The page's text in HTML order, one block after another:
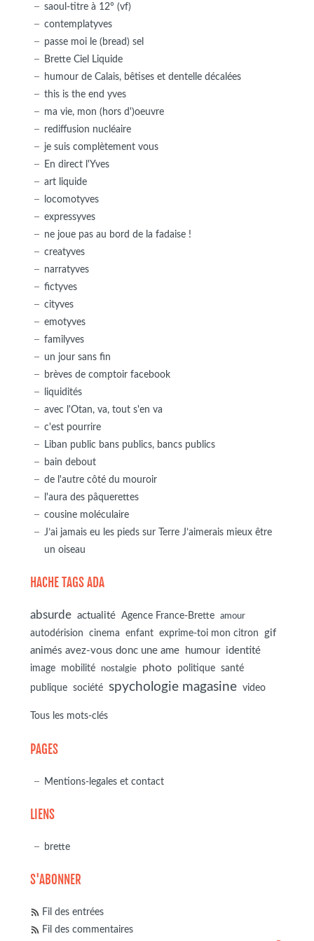
saoul-titre à 12° (vf)
contemplatyves
passe moi le (bread) sel
Brette Ciel Liquide
humour de Calais, bêtises et dentelle décalées
this is the end yves
ma vie, mon (hors d')oeuvre
rediffusion nucléaire
je suis complètement vous
En direct l'Yves
art liquide
locomotyves
expressyves
ne joue pas au bord de la fadaise !
creatyves
narratyves
fictyves
cityves
emotyves
familyves
un jour sans fin
brèves de comptoir facebook
liquidités
avec l'Otan, va, tout s'en va
c'est pourrire
Liban public bans publics, bancs publics
bain debout
de l'autre côté du mouroir
l'aura des pâquerettes
cousine moléculaire
J’ai jamais eu les pieds sur Terre J’aimerais mieux être
un oiseau
HACHE TAGS ADA
absurde actualité Agence France-Brette amour
autodérision cinema enfant exprime-toi mon citron
gif
animés avez-vous donc une ame
humour identité
image mobilité nostalgie photo politique
santé
publique
société spychologie magasine video
Tous les mots-clés
PAGES
Mentions-legales et contact
LIENS
brette
S'ABONNER
Fil des entrées
Fil des commentaires